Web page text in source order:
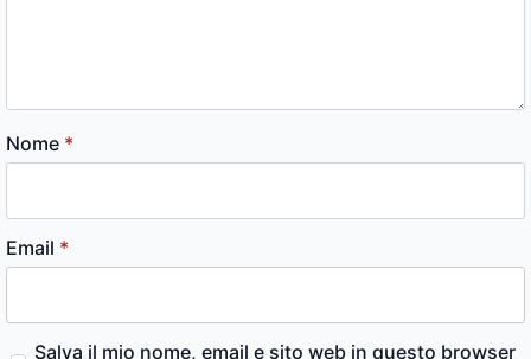
Nome *
Email *
Salva il mio nome, email e sito web in questo browser